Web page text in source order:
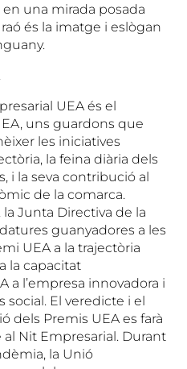
una mirada posada
és la imatge i eslògan
UEA és el
uns guardons que
les iniciatives
la feina diària dels
i la seva contribució al
de la comarca.
Junta Directiva de la
guanyadores a les
UEA a la trajectòria
la capacitat
a l’empresa innovadora i
social. El veredicte i el
dels Premis UEA es farà
Nit Empresarial. Durant
la Unió